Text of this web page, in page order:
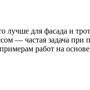
лучше для фасада и
— частая задача
работ на